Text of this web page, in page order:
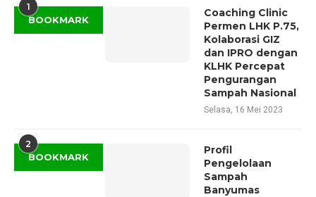
1
BOOKMARK
Coaching Clinic
Permen LHK P.75,
Kolaborasi GIZ
dan IPRO dengan
KLHK Percepat
Pengurangan
Sampah Nasional
Selasa, 16 Mei 2023
2
BOOKMARK
Profil
Pengelolaan
Sampah
Banyumas